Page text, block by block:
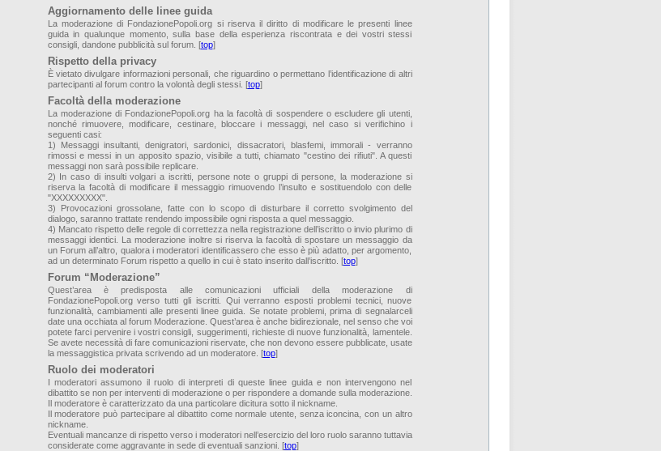
Aggiornamento delle linee guida
La moderazione di FondazionePopoli.org si riserva il diritto di modificare le presenti linee
guida in qualunque momento, sulla base della esperienza riscontrata e dei vostri stessi
consigli, dandone pubblicità sul forum. [top]
Rispetto della privacy
È vietato divulgare informazioni personali, che riguardino o permettano l’identificazione di altri
partecipanti al forum contro la volontà degli stessi. [top]
Facoltà della moderazione
La moderazione di FondazionePopoli.org ha la facoltà di sospendere o escludere gli utenti,
nonché rimuovere, modificare, cestinare, bloccare i messaggi, nel caso si verifichino i
seguenti casi:
1) Messaggi insultanti, denigratori, sardonici, dissacratori, blasfemi, immorali - verranno
rimossi e messi in un apposito spazio, visibile a tutti, chiamato "cestino dei rifiuti". A questi
messaggi non sarà possibile replicare.
2) In caso di insulti volgari a iscritti, persone note o gruppi di persone, la moderazione si
riserva la facoltà di modificare il messaggio rimuovendo l’insulto e sostituendolo con delle
"XXXXXXXXX".
3) Provocazioni grossolane, fatte con lo scopo di disturbare il corretto svolgimento del
dialogo, saranno trattate rendendo impossibile ogni risposta a quel messaggio.
4) Mancato rispetto delle regole di correttezza nella registrazione dell’iscritto o invio plurimo di
messaggi identici. La moderazione inoltre si riserva la facoltà di spostare un messaggio da
un Forum all’altro, qualora i moderatori identificassero che esso è più adatto, per argomento,
ad un determinato Forum rispetto a quello in cui è stato inserito dall’iscritto. [top]
Forum “Moderazione”
Quest’area è predisposta alle comunicazioni ufficiali della moderazione di
FondazionePopoli.org verso tutti gli iscritti. Qui verranno esposti problemi tecnici, nuove
funzionalità, cambiamenti alle presenti linee guida. Se notate problemi, prima di segnalarceli
date una occhiata al forum Moderazione. Quest’area è anche bidirezionale, nel senso che voi
potete farci pervenire i vostri consigli, suggerimenti, richieste di nuove funzionalità, lamentele.
Se avete necessità di fare comunicazioni riservate, che non devono essere pubblicate, usate
la messaggistica privata scrivendo ad un moderatore. [top]
Ruolo dei moderatori
I moderatori assumono il ruolo di interpreti di queste linee guida e non intervengono nel
dibattito se non per interventi di moderazione o per rispondere a domande sulla moderazione.
Il moderatore è caratterizzato da una particolare dicitura sotto il nickname.
Il moderatore può partecipare al dibattito come normale utente, senza iconcina, con un altro
nickname.
Eventuali mancanze di rispetto verso i moderatori nell’esercizio del loro ruolo saranno tuttavia
considerate come aggravante in sede di eventuali sanzioni. [top]